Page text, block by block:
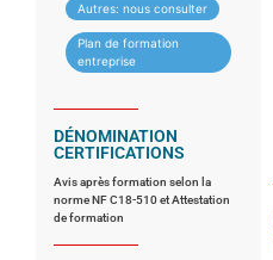
Autres: nous consulter
Plan de formation
entreprise
DÉNOMINATION
CERTIFICATIONS
Avis après formation selon la
norme NF C18-510 et Attestation
de formation